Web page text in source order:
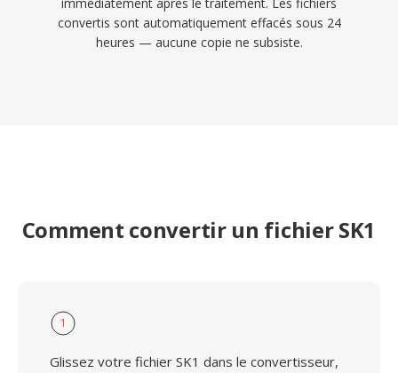
convertis sont automatiquement effacés sous 24
heures — aucune copie ne subsiste.
Comment convertir un fichier SK1
1
Glissez votre fichier SK1 dans le convertisseur,